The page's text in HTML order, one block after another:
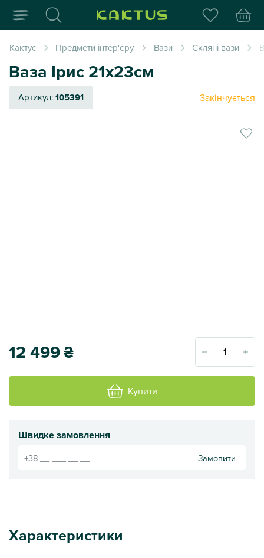
Інтернет-магазин
Кактус Предмети інтер'єру Вази Скляні вази
Ваза Ірис 21х23см
Артикул:105391 Закінчується
12 499₴
Купити
Швидке замовлення
Замовити
Характеристики